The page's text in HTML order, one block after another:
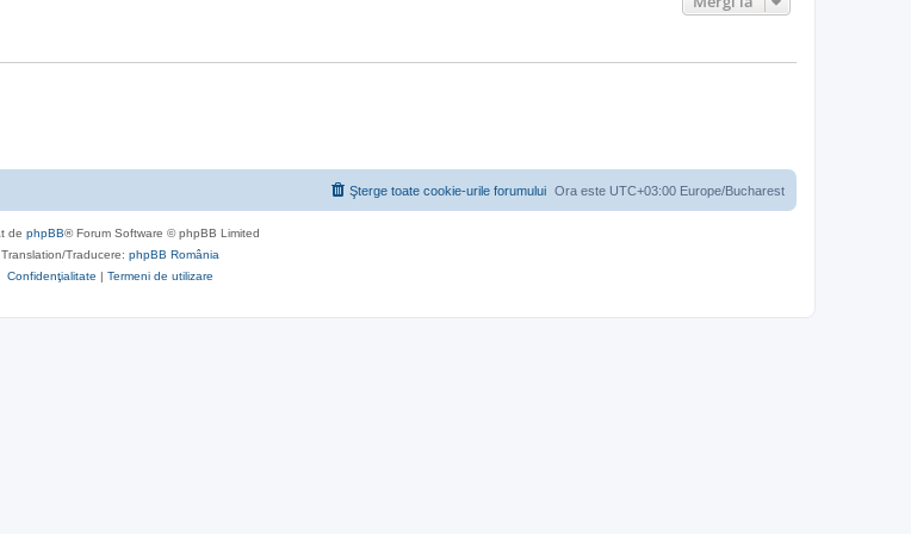
Ora este UTC+03:00 Europe/Bucharest
Şterge toate cookie-urile forumului
de phpBB® Forum Software © phpBB Limited
Translation/Traducere: phpBB România
Confidenţialitate | Termeni de utilizare